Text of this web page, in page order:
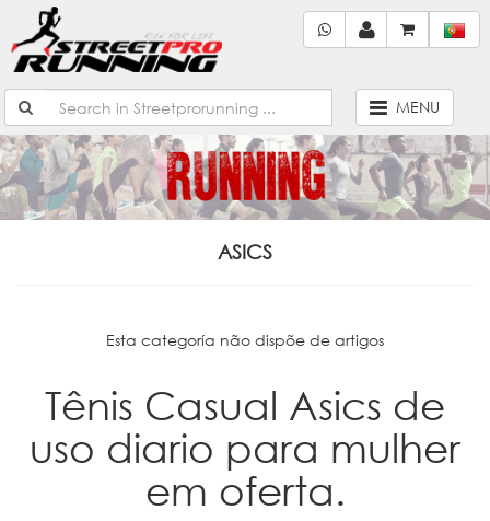
MENU
ASICS
Esta categoría não dispõe de artigos
Tênis Casual Asics de
uso diario para mulher
em oferta.